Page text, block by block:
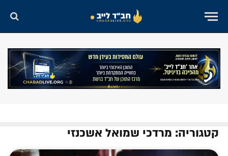
קטגוריה: מרדכי שמואל אשכנזי